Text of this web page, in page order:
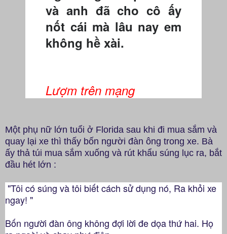
và anh đã cho cô ấy
nốt cái mà lâu nay em
không hề xài.
Lượm trên mạng
Một phụ nữ lớn tuổi ở Florida sau khi đi mua sắm và
quay lại xe thì thấy bốn người đàn ông trong xe. Bà
ấy thả túi mua sắm xuống và rút khẩu súng lục ra, bắt
đầu hét lớn :
"Tôi có súng và tôi biết cách sử dụng nó, Ra khỏi xe
ngay! "
Bốn người đàn ông không đợi lời đe dọa thứ hai. Họ